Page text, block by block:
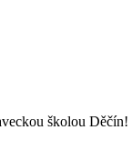
školou Děčín!